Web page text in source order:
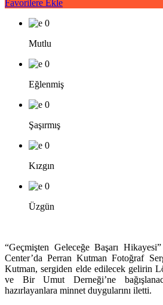
Favorilere Ekle
0
Mutlu
0
Eğlenmiş
0
Şaşırmış
0
Kızgın
0
Üzgün
“Geçmişten Geleceğe Başarı
Center’da Perran Kutman Fotoğraf
Kutman, sergiden elde edilecek gelirin
ve Bir Umut Derneği’ne
hazırlayanlara minnet duygularını iletti.